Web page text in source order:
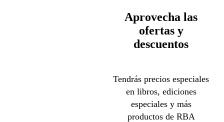
Aprovecha las
ofertas y
descuentos
Tendrás precios especiales
en libros, ediciones
especiales y más
productos de RBA